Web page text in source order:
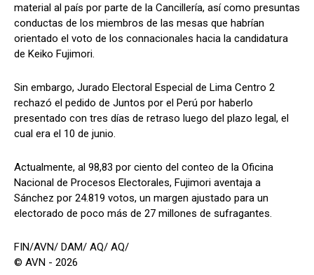
material al país por parte de la Cancillería, así como presuntas
conductas de los miembros de las mesas que habrían
orientado el voto de los connacionales hacia la candidatura
de Keiko Fujimori.
Sin embargo, Jurado Electoral Especial de Lima Centro 2
rechazó el pedido de Juntos por el Perú por haberlo
presentado con tres días de retraso luego del plazo legal, el
cual era el 10 de junio.
Actualmente, al 98,83 por ciento del conteo de la Oficina
Nacional de Procesos Electorales, Fujimori aventaja a
Sánchez por 24.819 votos, un margen ajustado para un
electorado de poco más de 27 millones de sufragantes.
FIN/AVN/ DAM/ AQ/ AQ/
© AVN - 2026